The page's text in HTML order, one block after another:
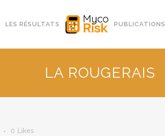
LES RÉSULTATS PUBLICATIONS
LA ROUGERAIS
0 Likes